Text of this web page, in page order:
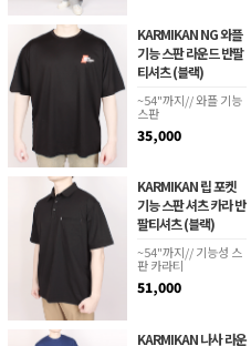
KARMIKAN NG 와플
기능 스판 라운드 반팔
티셔츠 (블랙)
~54"까지// 와플 기능
스판
35,000
KARMIKAN 립 포켓
기능 스판 셔츠 카라 반
팔티셔츠 (블랙)
~54"까지// 기능성 스
판 카라티
51,000
KARMIKAN 나사 라운